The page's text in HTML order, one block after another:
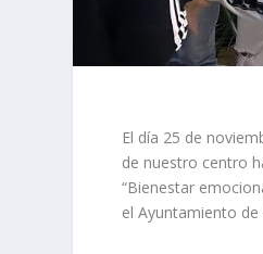
El día 25 de
de nuestro centro
“Bienestar
el Ayuntamiento